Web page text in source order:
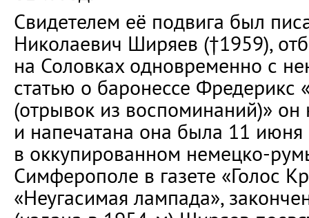
Свидетелем её подвига был
Николаевич Ширяев (†1959),
на Соловках одновременно с
статью о баронессе Фредерикс
(отрывок из воспоминаний)»
и напечатана она была 11 июня
в оккупированном немецко-
Симферополе в газете «Голос
«Неугасимая лампада»,